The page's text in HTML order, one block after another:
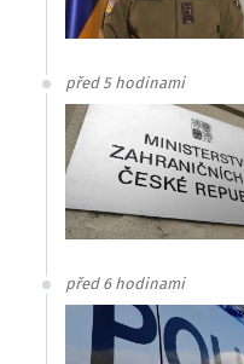
před 5 hodinami
před 6 hodinami